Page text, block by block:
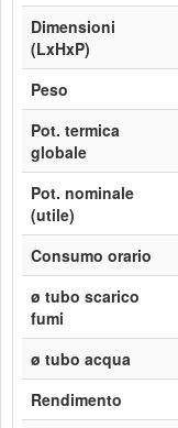
Dimensioni
(LxHxP)
Peso
Pot. termica
globale
Pot. nominale
(utile)
Consumo orario
ø tubo scarico
fumi
ø tubo acqua
Rendimento